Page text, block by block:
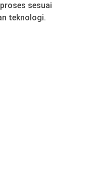
sesuai
teknologi.